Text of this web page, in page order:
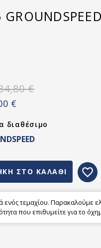
€
€
διαθέσιμο
ΣΤΟ ΚΑΛΑΘΙ favorite_border
τεμαχίου. Παρακαλούμε
που επιθυμείτε για το